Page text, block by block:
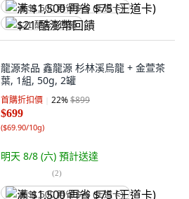
满 $1,500 再省 $75 (王道卡)
$21 酷澎幣回饋
龍源茶品 鑫龍源 杉林溪烏龍 + 金萱茶
葉, 1組, 50g, 2罐
首購折扣價 22%$899
$699
($69.90/10g)
明天 8/8 (六) 預計送達
(2)
满 $1,500 再省 $75 (王道卡)